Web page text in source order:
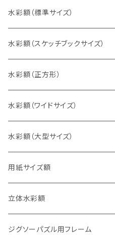
水彩額（標準サイズ）
インチ判（203×254ミリ）
八切判（242×303ミリ）
太子判（288×379ミリ）
四切判（348×424ミリ）
大衣判（394×509ミリ）
半切判（424×545ミリ）
三三判（455×606ミリ）
水彩額（スケッチブックサイズ）
スケッチ4Ｆ（352×443ミリ）
スケッチ6Ｆ（458×550ミリ）
スケッチ8Ｆ（520×595ミリ）
スケッチ10Ｆ（595×670ミリ）
水彩額（正方形）
10cm正方形（100×100ミリ）
15cm正方形（150×150ミリ）
20cm正方形（200×200ミリ）
25cm正方形（250×250ミリ）
30cm正方形（300×300ミリ）
水彩額（ワイドサイズ）
15×30cm
20×40cm
25×50cm
30×60cm
水彩額（大型サイズ）
大判（660×850ミリ）
MO判（693×893ミリ）
特全判（780×1050ミリ）
用紙サイズ額
B5判（182×257ミリ）
A4判（210×297ミリ）
立体水彩額
インチ判（203×254ミリ）
ジグソーパズル用フレーム